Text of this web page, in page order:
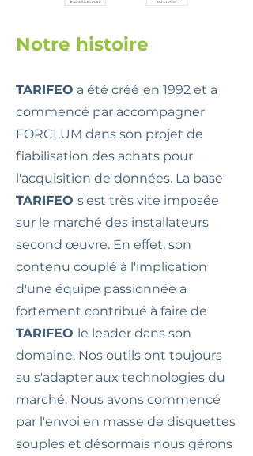
Notre histoire
TARIFEO a été créé en 1992 et a
commencé par accompagner
FORCLUM dans son projet de
fiabilisation des achats pour
l'acquisition de données. La base
TARIFEO s'est très vite imposée
sur le marché des installateurs
second œuvre. En effet, son
contenu couplé à l'implication
d'une équipe passionnée a
fortement contribué à faire de
TARIFEO le leader dans son
domaine. Nos outils ont toujours
su s'adapter aux technologies du
marché. Nous avons commencé
par l'envoi en masse de disquettes
souples et désormais nous gérons